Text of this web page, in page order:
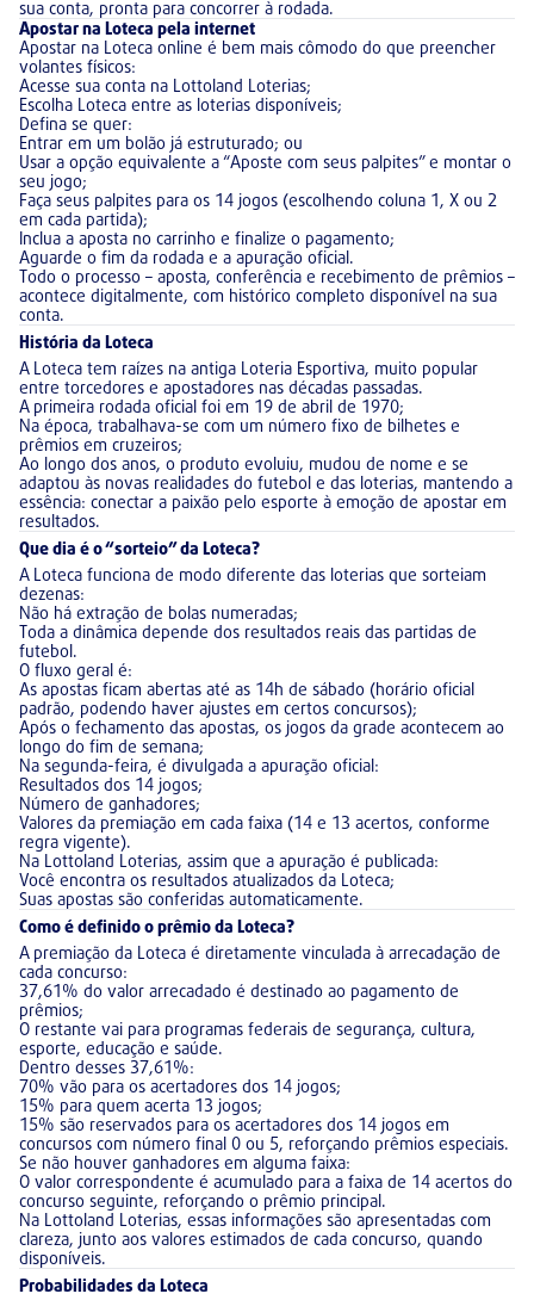
sua conta, pronta para concorrer à rodada.
Apostar na Loteca pela internet
Apostar na Loteca online é bem mais cômodo do que preencher
volantes físicos:
Acesse sua conta na Lottoland Loterias;
Escolha Loteca entre as loterias disponíveis;
Defina se quer:
Entrar em um bolão já estruturado; ou
Usar a opção equivalente a “Aposte com seus palpites” e montar o
seu jogo;
Faça seus palpites para os 14 jogos (escolhendo coluna 1, X ou 2
em cada partida);
Inclua a aposta no carrinho e finalize o pagamento;
Aguarde o fim da rodada e a apuração oficial.
Todo o processo – aposta, conferência e recebimento de prêmios –
acontece digitalmente, com histórico completo disponível na sua
conta.
História da Loteca
A Loteca tem raízes na antiga Loteria Esportiva, muito popular
entre torcedores e apostadores nas décadas passadas.
A primeira rodada oficial foi em 19 de abril de 1970;
Na época, trabalhava-se com um número fixo de bilhetes e
prêmios em cruzeiros;
Ao longo dos anos, o produto evoluiu, mudou de nome e se
adaptou às novas realidades do futebol e das loterias, mantendo a
essência: conectar a paixão pelo esporte à emoção de apostar em
resultados.
Que dia é o “sorteio” da Loteca?
A Loteca funciona de modo diferente das loterias que sorteiam
dezenas:
Não há extração de bolas numeradas;
Toda a dinâmica depende dos resultados reais das partidas de
futebol.
O fluxo geral é:
As apostas ficam abertas até as 14h de sábado (horário oficial
padrão, podendo haver ajustes em certos concursos);
Após o fechamento das apostas, os jogos da grade acontecem ao
longo do fim de semana;
Na segunda-feira, é divulgada a apuração oficial:
Resultados dos 14 jogos;
Número de ganhadores;
Valores da premiação em cada faixa (14 e 13 acertos, conforme
regra vigente).
Na Lottoland Loterias, assim que a apuração é publicada:
Você encontra os resultados atualizados da Loteca;
Suas apostas são conferidas automaticamente.
Como é definido o prêmio da Loteca?
A premiação da Loteca é diretamente vinculada à arrecadação de
cada concurso:
37,61% do valor arrecadado é destinado ao pagamento de
prêmios;
O restante vai para programas federais de segurança, cultura,
esporte, educação e saúde.
Dentro desses 37,61%:
70% vão para os acertadores dos 14 jogos;
15% para quem acerta 13 jogos;
15% são reservados para os acertadores dos 14 jogos em
concursos com número final 0 ou 5, reforçando prêmios especiais.
Se não houver ganhadores em alguma faixa:
O valor correspondente é acumulado para a faixa de 14 acertos do
concurso seguinte, reforçando o prêmio principal.
Na Lottoland Loterias, essas informações são apresentadas com
clareza, junto aos valores estimados de cada concurso, quando
disponíveis.
Probabilidades da Loteca